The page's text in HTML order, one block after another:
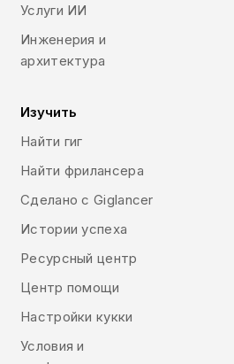
Услуги ИИ
Инженерия и
архитектура
Изучить
Найти гиг
Найти фрилансера
Сделано с Giglancer
Истории успеха
Ресурсный центр
Центр помощи
Настройки кукки
Условия и